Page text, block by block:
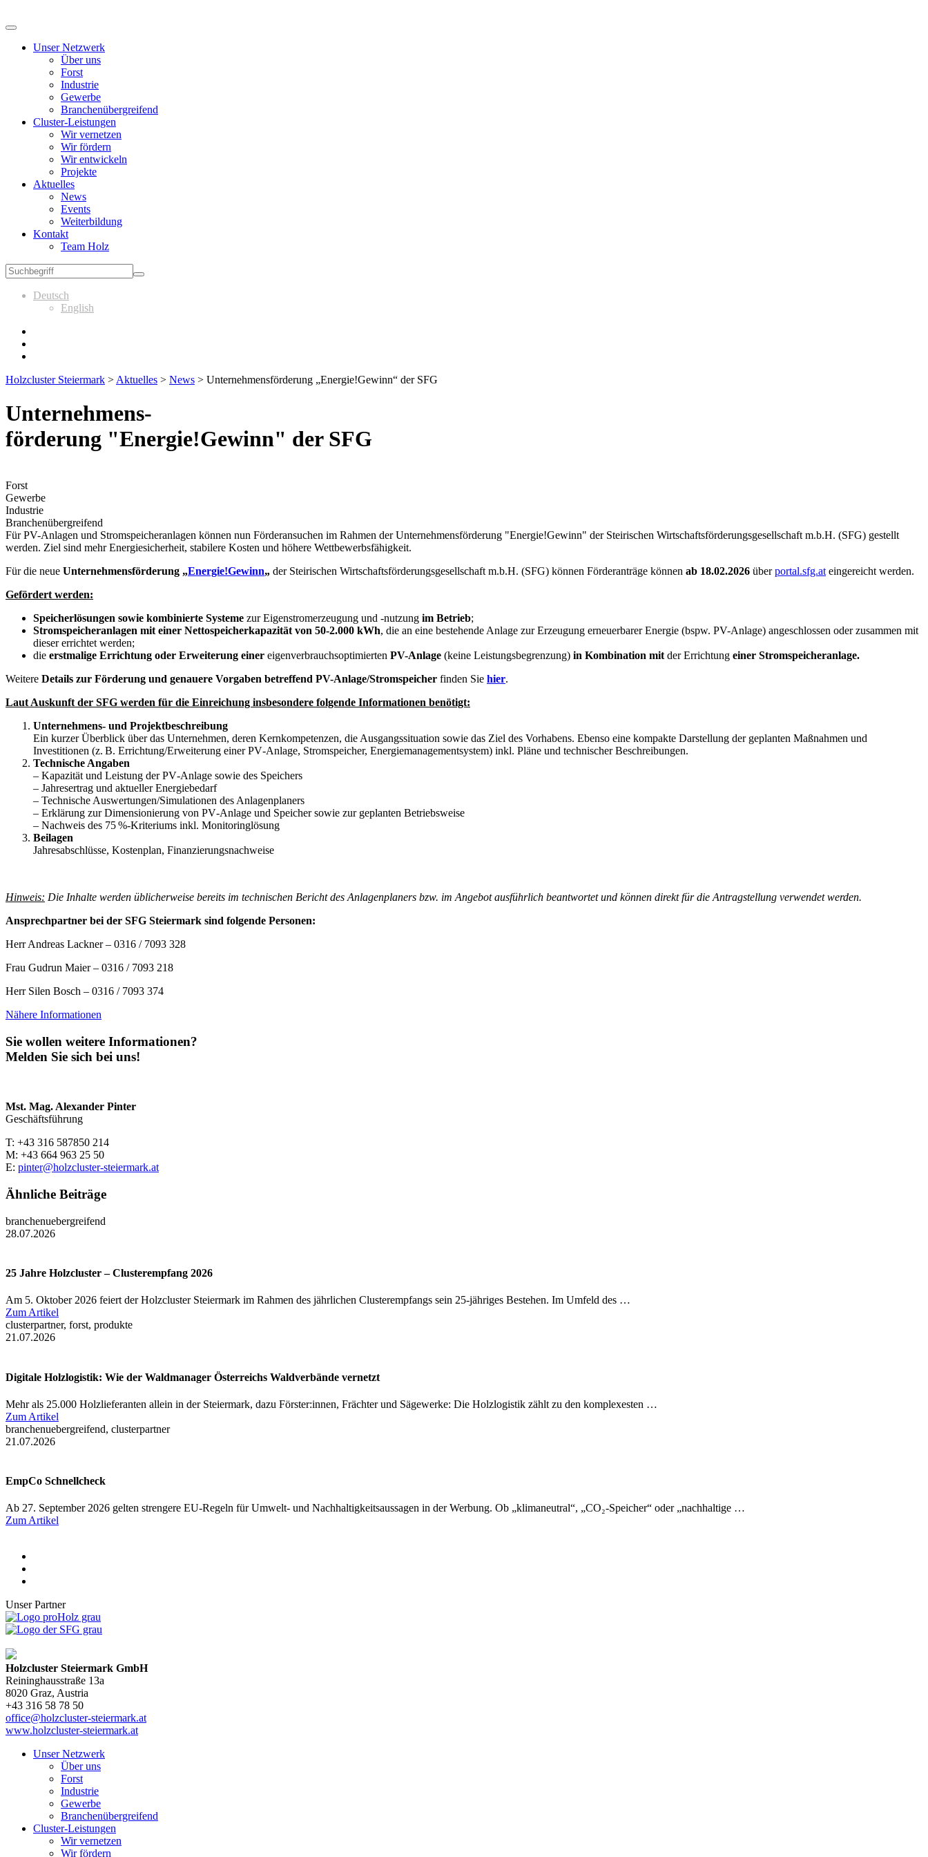
Unser Netzwerk
Über uns
Forst
Industrie
Gewerbe
Branchenübergreifend
Cluster-Leistungen
Wir vernetzen
Wir fördern
Wir entwickeln
Projekte
Aktuelles
News
Events
Weiterbildung
Kontakt
Team Holz
Deutsch
English
Holzcluster Steiermark > Aktuelles > News > Unternehmensförderung „Energie!Gewinn“ der SFG
Unternehmens-
förderung "Energie!Gewinn" der SFG
Forst
Gewerbe
Industrie
Branchenübergreifend
Für PV-Anlagen und Stromspeicheranlagen können nun Förderansuchen im Rahmen der Unternehmensförderung "Energie!Gewinn" der Steirischen Wirtschaftsförderungsgesellschaft m.b.H. (SFG) gestellt
werden. Ziel sind mehr Energiesicherheit, stabilere Kosten und höhere Wettbewerbsfähigkeit.
Für die neue Unternehmensförderung „Energie!Gewinn„ der Steirischen Wirtschaftsförderungsgesellschaft m.b.H. (SFG) können Förderanträge können ab 18.02.2026 überportal.sfg.at eingereicht werden.
Gefördert werden:
Speicherlösungen sowie kombinierte Systeme zur Eigenstromerzeugung und -nutzung im Betrieb;
Stromspeicheranlagen mit einer Nettospeicherkapazität von 50-2.000 kWh, die an eine bestehende Anlage zur Erzeugung erneuerbarer Energie (bspw. PV-Anlage) angeschlossen oder zusammen mit
dieser errichtet werden;
die erstmalige Errichtung oder Erweiterung einer eigenverbrauchsoptimierten PV-Anlage (keine Leistungsbegrenzung) in Kombination mit der Errichtung einer Stromspeicheranlage.
Weitere Details zur Förderung und genauere Vorgaben betreffend PV-Anlage/Stromspeicher finden Sie hier.
Laut Auskunft der SFG werden für die Einreichung insbesondere folgende Informationen benötigt:
Unternehmens- und Projektbeschreibung
Ein kurzer Überblick über das Unternehmen, deren Kernkompetenzen, die Ausgangssituation sowie das Ziel des Vorhabens. Ebenso eine kompakte Darstellung der geplanten Maßnahmen und
Investitionen (z. B. Errichtung/Erweiterung einer PV‑Anlage, Stromspeicher, Energiemanagementsystem) inkl. Pläne und technischer Beschreibungen.
Technische Angaben
– Kapazität und Leistung der PV‑Anlage sowie des Speichers
– Jahresertrag und aktueller Energiebedarf
– Technische Auswertungen/Simulationen des Anlagenplaners
– Erklärung zur Dimensionierung von PV‑Anlage und Speicher sowie zur geplanten Betriebsweise
– Nachweis des 75 %-Kriteriums inkl. Monitoringlösung
Beilagen
Jahresabschlüsse, Kostenplan, Finanzierungsnachweise
Hinweis: Die Inhalte werden üblicherweise bereits im technischen Bericht des Anlagenplaners bzw. im Angebot ausführlich beantwortet und können direkt für die Antragstellung verwendet werden.
Ansprechpartner bei der SFG Steiermark sind folgende Personen:
Herr Andreas Lackner – 0316 / 7093 328
Frau Gudrun Maier – 0316 / 7093 218
Herr Silen Bosch – 0316 / 7093 374
Nähere Informationen
Sie wollen weitere Informationen?
Melden Sie sich bei uns!
Mst. Mag. Alexander Pinter
Geschäftsführung
T: +43 316 587850 214
M: +43 664 963 25 50
E: pinter@holzcluster-steiermark.at
Ähnliche Beiträge
branchenuebergreifend
28.07.2026
25 Jahre Holzcluster – Clusterempfang 2026
Am 5. Oktober 2026 feiert der Holzcluster Steiermark im Rahmen des jährlichen Clusterempfangs sein 25-jähriges Bestehen. Im Umfeld des …
Zum Artikel
clusterpartner, forst, produkte
21.07.2026
Digitale Holzlogistik: Wie der Waldmanager Österreichs Waldverbände vernetzt
Mehr als 25.000 Holzlieferanten allein in der Steiermark, dazu Förster:innen, Frächter und Sägewerke: Die Holzlogistik zählt zu den komplexesten …
Zum Artikel
branchenuebergreifend, clusterpartner
21.07.2026
EmpCo Schnellcheck
Ab 27. September 2026 gelten strengere EU-Regeln für Umwelt- und Nachhaltigkeitsaussagen in der Werbung. Ob „klimaneutral“, „CO₂-Speicher“ oder „nachhaltige …
Zum Artikel
Unser Partner
Holzcluster Steiermark GmbH
Reininghausstraße 13a
8020 Graz, Austria
+43 316 58 78 50
office@holzcluster-steiermark.at
www.holzcluster-steiermark.at
Unser Netzwerk
Über uns
Forst
Industrie
Gewerbe
Branchenübergreifend
Cluster-Leistungen
Wir vernetzen
Wir fördern